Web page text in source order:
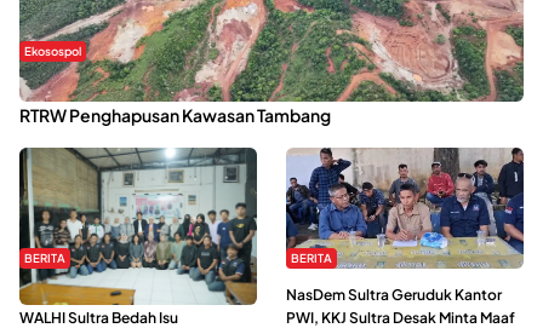
Ekosospol
Kabaena Menanti Kepastian Pemulihan Lingkungan Usai Revisi
RTRW Penghapusan Kawasan Tambang
BERITA
Refleksi Gerakan Perempuan,
WALHI Sultra Bedah Isu
BERITA
NasDem Sultra Geruduk Kantor
PWI, KKJ Sultra Desak Minta Maaf